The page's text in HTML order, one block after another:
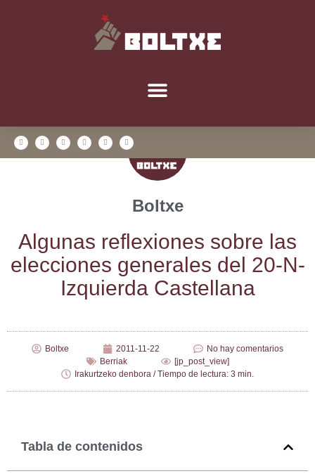
Boltxe
Algu­nas refle­xio­nes sobre las
elec­cio­nes gene­ra­les del 20-N-
Izquier­da Castellana
Boltxe 2011-11-22
No hay comentarios
Berriak
[jp_post_view]
Irakurtzeko denbora / Tiempo de lectura: 3 min.
Tabla de contenidos